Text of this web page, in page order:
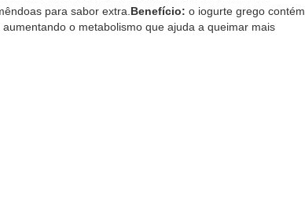
para sabor extra. Benefício: o iogurte grego contém
o metabolismo que ajuda a queimar mais